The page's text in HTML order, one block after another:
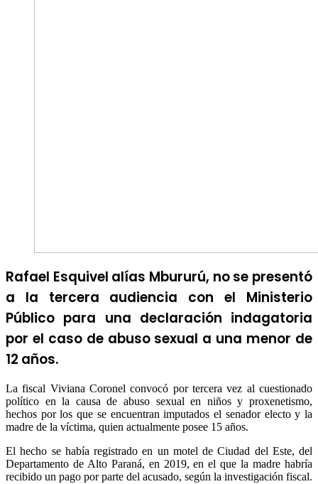
Rafael Esquivel alías Mbururú, no se presentó
a la tercera audiencia con el Ministerio
Público para una declaración indagatoria
por el caso de abuso sexual a una menor de
12 años.
La fiscal Viviana Coronel convocó por tercera vez al cuestionado
político en la causa de abuso sexual en niños y proxenetismo,
hechos por los que se encuentran imputados el senador electo y la
madre de la víctima, quien actualmente posee 15 años.
El hecho se había registrado en un motel de Ciudad del Este, del
Departamento de Alto Paraná, en 2019, en el que la madre habría
recibido un pago por parte del acusado, según la investigación fiscal.